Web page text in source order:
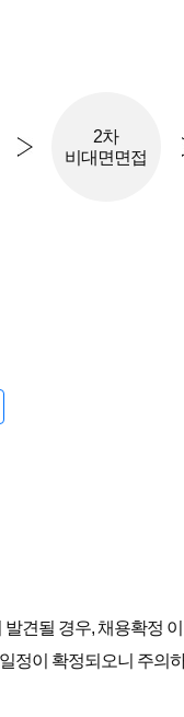
2차
비대면면접
견될 경우, 채용확정
정이 확정되오니 주의